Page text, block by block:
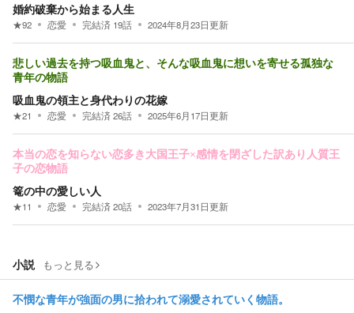
婚約破棄から始まる人生
★92 恋愛 完結済 19話 2024年8月23日更新
悲しい過去を持つ吸血鬼と、そんな吸血鬼に想いを寄せる孤独な
青年の物語
吸血鬼の領主と身代わりの花嫁
★21 恋愛 完結済26話 2025年6月17日更新
本当の恋を知らない恋多き大国王子×感情を閉ざした訳あり人質王
子の恋物語
篭の中の愛しい人
★11 恋愛 完結済20話 2023年7月31日更新
小説 もっと見る
不憫な青年が強面の男に拾われて溺愛されていく物語。